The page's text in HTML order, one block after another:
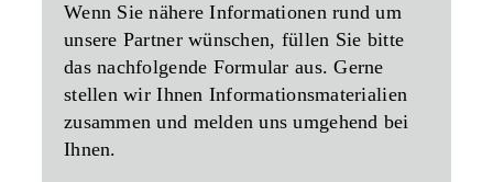
Wenn Sie nähere Informationen rund um
unsere Partner wünschen, füllen Sie bitte
das nachfolgende Formular aus. Gerne
stellen wir Ihnen Informationsmaterialien
zusammen und melden uns umgehend bei
Ihnen.